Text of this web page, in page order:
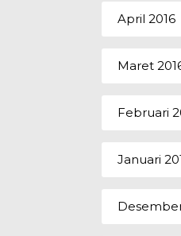
April 2016
Maret
Februari
Januari